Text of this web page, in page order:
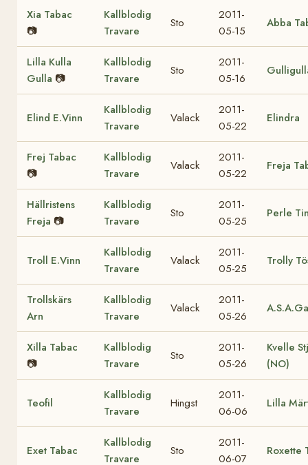
Xia Tabac
📷
Kallblodig
Travare
Sto
2011-
05-15
Abba
Lilla Kulla
Gulla 📷
Kallblodig
Travare
Sto
2011-
05-16
Elind E.Vinn
Kallblodig
Travare
Valack
2011-
05-22
Elindra
Frej Tabac
📷
Kallblodig
Travare
Valack
2011-
05-22
Freja
Hällristens
Freja 📷
Kallblodig
Travare
Sto
2011-
05-25
Perle
Troll E.Vinn
Kallblodig
Travare
Valack
2011-
05-25
Trolly
Trollskärs
Arn
Kallblodig
Travare
Valack
2011-
05-26
Xilla Tabac
📷
Kallblodig
Travare
Sto
2011-
05-26
Kvelle
(NO)
Teofil
Kallblodig
Travare
Hingst
2011-
06-06
Lilla
Exet Tabac
Kallblodig
Travare
Sto
2011-
06-07
Roxette